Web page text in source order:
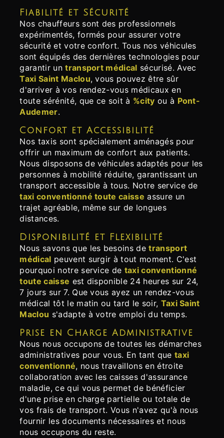
Fiabilité et Sécurité
Nos chauffeurs sont des professionnels
expérimentés, formés pour assurer votre
sécurité et votre confort. Tous nos véhicules
sont équipés des dernières technologies pour
garantir untransport médical sécurisé. Avec
Taxi Saint Maclou, vous pouvez être sûr
d'arriver à vos rendez-vous médicaux en
toute sérénité, que ce soit à %city ou à Pont-
Audemer.
Confort et Accessibilité
Nos taxis sont spécialement aménagés pour
offrir un maximum de confort aux patients.
Nous disposons de véhicules adaptés pour les
personnes à mobilité réduite, garantissant un
transport accessible à tous. Notre service de
taxi conventionné toute caisse assure un
trajet agréable, même sur de longues
distances.
Disponibilité et Flexibilité
Nous savons que les besoins detransport
médical peuvent surgir à tout moment. C'est
pourquoi notre service de taxi conventionné
toute caisse est disponible 24 heures sur 24,
7 jours sur 7. Que vous ayez un rendez-vous
médical tôt le matin ou tard le soir, Taxi Saint
Maclou s'adapte à votre emploi du temps.
Prise en Charge Administrative
Nous nous occupons de toutes les démarches
administratives pour vous. En tant que taxi
conventionné, nous travaillons en étroite
collaboration avec les caisses d'assurance
maladie, ce qui vous permet de bénéficier
d'une prise en charge partielle ou totale de
vos frais de transport. Vous n'avez qu'à nous
fournir les documents nécessaires et nous
nous occupons du reste.